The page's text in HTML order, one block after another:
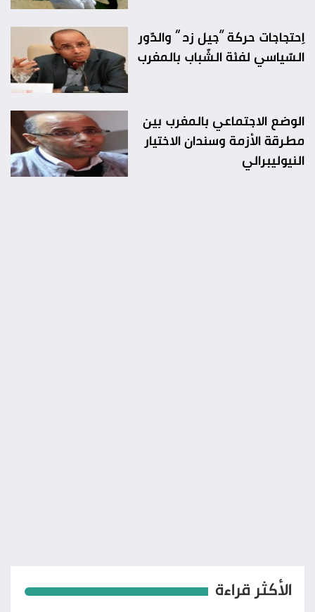
اِحتجاجات حركة “جيل زد ” والدّور
السّياسي لفئة الشّباب بالمغرب
الوضع الاجتماعي بالمغرب بين
مطرقة الأزمة وسندان الاختيار
النيوليبرالي
الأكثر قراءة